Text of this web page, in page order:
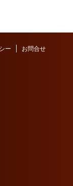
ー お問合せ